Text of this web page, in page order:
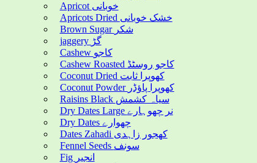
Apricot خوبانی
Apricots Dried خشک خوبانی
Brown Sugar شکر
jaggery گڑ
Cashew کاجو
Cashew Roasted کاجو روسٹڈ
Coconut Dried کھوپرا ثابت
Coconut Powder کھوپرا پاؤڈر
Raisins Black سیاہ کشمش
Dry Dates Large نر چھوہارے
Dry Dates چھوارے
Dates Zahadi کھجور زاہدی
Fennel Seeds سونف
Fig انجیر